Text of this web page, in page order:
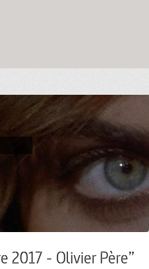
2017 - Olivier Père”